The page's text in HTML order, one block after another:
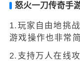
怒火一刀传奇手
1.玩家自由地挑
游戏操作也非常
2.支持万人在线